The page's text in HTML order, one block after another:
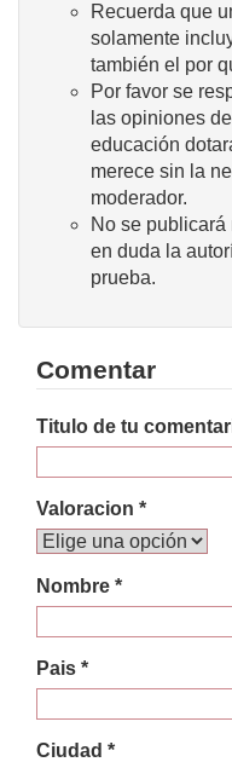
Recuerda que
solamente
también el por
Por favor se
las opiniones
educación
merece sin la
moderador.
No se
en duda la
prueba.
Comentar
Titulo de tu
Valoracion *
Nombre *
Pais *
Ciudad *